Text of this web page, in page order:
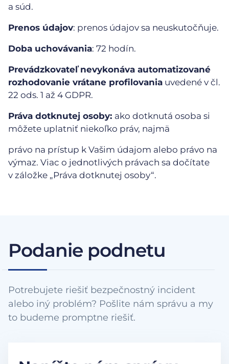
a súd.
Prenos údajov: prenos údajov sa neuskutočňuje.
Doba uchovávania: 72 hodín.
Prevádzkovateľ nevykonáva automatizované
rozhodovanie vrátane profilovania uvedené v čl.
22 ods. 1 až 4 GDPR.
Práva dotknutej osoby: ako dotknutá osoba si
môžete uplatniť niekoľko práv, najmä
právo na prístup k Vašim údajom alebo právo na
výmaz. Viac o jednotlivých právach sa dočítate
v záložke „Práva dotknutej osoby“.
Podanie podnetu
Potrebujete riešiť bezpečnostný incident
alebo iný problém? Pošlite nám správu a my
to budeme promptne riešiť.